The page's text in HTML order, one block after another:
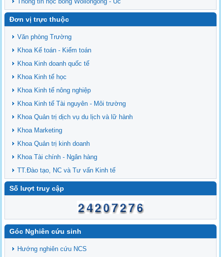
Đơn vị trực thuộc
Văn phòng Trường
Khoa Kế toán - Kiểm toán
Khoa Kinh doanh quốc tế
Khoa Kinh tế học
Khoa Kinh tế nông nghiệp
Khoa Kinh tế Tài nguyên - Môi trường
Khoa Quản trị dịch vụ du lịch và lữ hành
Khoa Marketing
Khoa Quản trị kinh doanh
Khoa Tài chính - Ngân hàng
TT.Đào tạo, NC và Tư vấn Kinh tế
Số lượt truy cập
Góc Nghiên cứu sinh
Hướng nghiên cứu NCS